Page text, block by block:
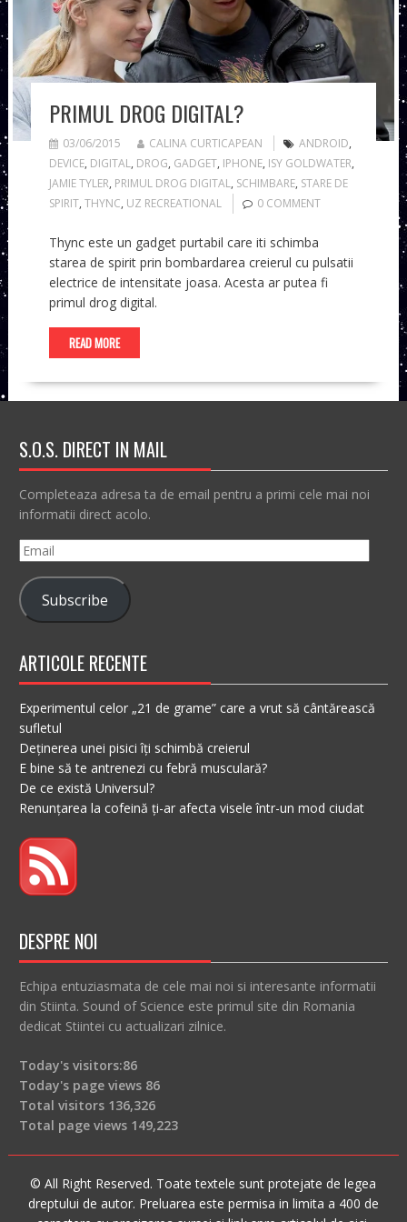
PRIMUL DROG DIGITAL?
03/06/2015 CALINA CURTICAPEAN ANDROID,
DEVICE, DIGITAL, DROG, GADGET, IPHONE, ISY GOLDWATER,
JAMIE TYLER, PRIMUL DROG DIGITAL, SCHIMBARE, STARE DE
SPIRIT, THYNC, UZ RECREATIONAL 0 COMMENT
Thync este un gadget purtabil care iti schimba
starea de spirit prin bombardarea creierul cu pulsatii
electrice de intensitate joasa. Acesta ar putea fi
primul drog digital.
READ MORE
S.O.S. DIRECT IN MAIL
Completeaza adresa ta de email pentru a primi cele mai noi
informatii direct acolo.
Email
Subscribe
ARTICOLE RECENTE
Experimentul celor „21 de grame” care a vrut să cântărească
sufletul
Deținerea unei pisici îți schimbă creierul
E bine să te antrenezi cu febră musculară?
De ce există Universul?
Renunțarea la cofeină ți-ar afecta visele într-un mod ciudat
DESPRE NOI
Echipa entuziasmata de cele mai noi si interesante informatii
din Stiinta. Sound of Science este primul site din Romania
dedicat Stiintei cu actualizari zilnice.
Today's visitors:86
Today's page views 86
Total visitors 136,326
Total page views 149,223
© All Right Reserved. Toate textele sunt protejate de legea
dreptului de autor. Preluarea este permisa in limita a 400 de